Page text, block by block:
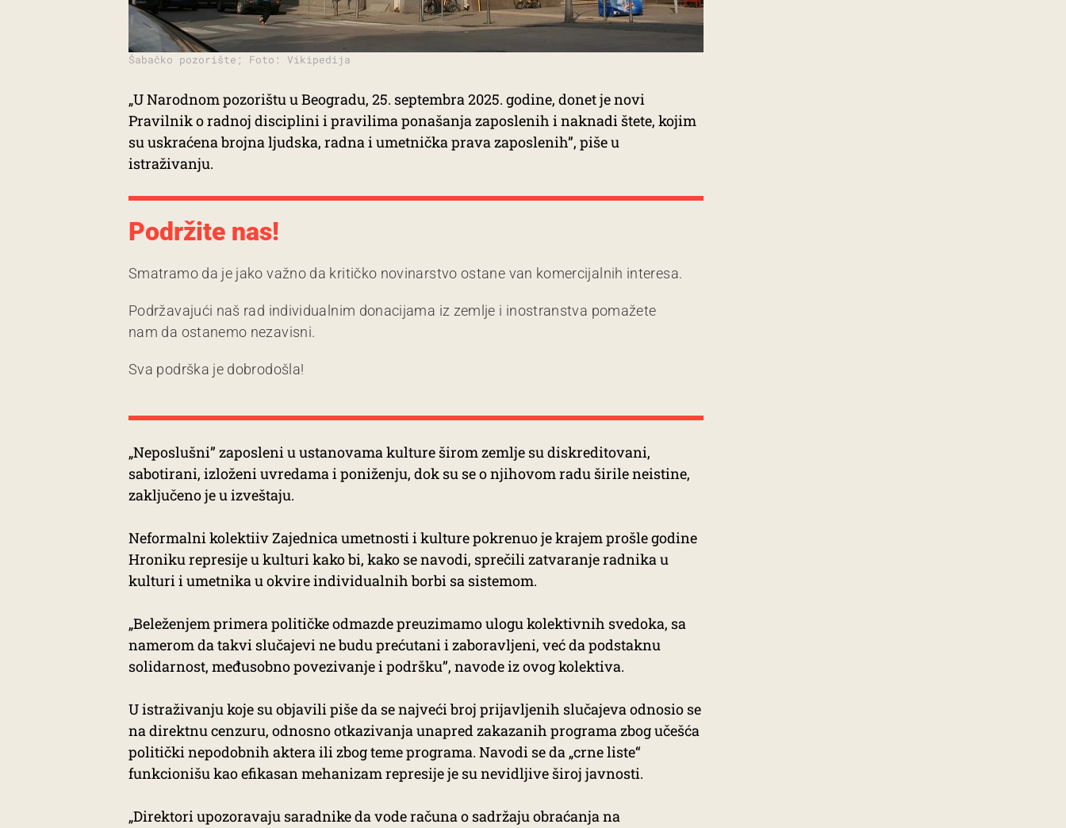
Šabačko pozorište; Foto: Vikipedija
„U Narodnom pozorištu u Beogradu, 25. septembra 2025. godine, donet je novi
Pravilnik o radnoj disciplini i pravilima ponašanja zaposlenih i naknadi štete, kojim
su uskraćena brojna ljudska, radna i umetnička prava zaposlenih”, piše u
istraživanju.
Podržite nas!
Smatramo da je jako važno da kritičko novinarstvo ostane van komercijalnih interesa.
Podržavajući naš rad individualnim donacijama iz zemlje i inostranstva pomažete
nam da ostanemo nezavisni.
Sva podrška je dobrodošla!
„Neposlušni” zaposleni u ustanovama kulture širom zemlje su diskreditovani,
sabotirani, izloženi uvredama i poniženju, dok su se o njihovom radu širile neistine,
zaključeno je u izveštaju.
Neformalni kolektiiv Zajednica umetnosti i kulture pokrenuo je krajem prošle godine
Hroniku represije u kulturi kako bi, kako se navodi, sprečili zatvaranje radnika u
kulturi i umetnika u okvire individualnih borbi sa sistemom.
„Beleženjem primera političke odmazde preuzimamo ulogu kolektivnih svedoka, sa
namerom da takvi slučajevi ne budu prećutani i zaboravljeni, već da podstaknu
solidarnost, međusobno povezivanje i podršku”, navode iz ovog kolektiva.
U istraživanju koje su objavili piše da se najveći broj prijavljenih slučajeva odnosio se
na direktnu cenzuru, odnosno otkazivanja unapred zakazanih programa zbog učešća
politički nepodobnih aktera ili zbog teme programa. Navodi se da „crne liste“
funkcionišu kao efikasan mehanizam represije je su nevidljive široj javnosti.
„Direktori upozoravaju saradnike da vode računa o sadržaju obraćanja na